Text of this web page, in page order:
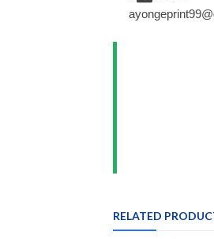
RELATED